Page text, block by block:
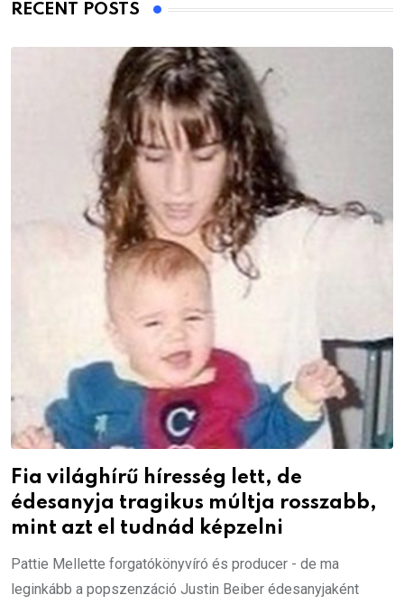
RECENT POSTS
Fia világhírű híresség lett, de
édesanyja tragikus múltja rosszabb,
mint azt el tudnád képzelni
Pattie Mellette forgatókönyvíró és producer - de ma
leginkább a popszenzáció Justin Beiber édesanyjaként